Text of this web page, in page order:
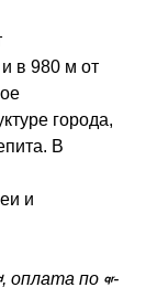
в 980 м от
города,
В
и
оплата по QR-